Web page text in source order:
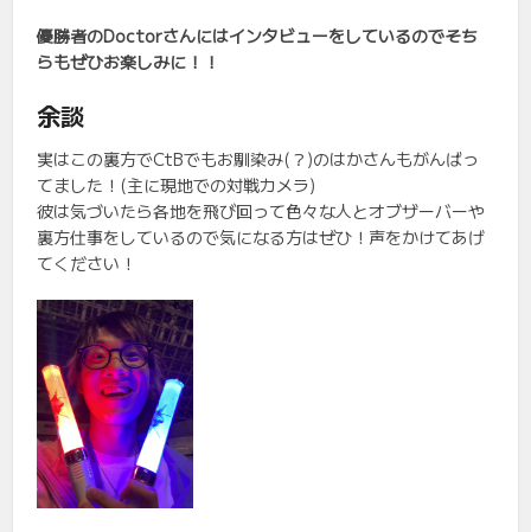
優勝者のDoctorさんにはインタビューをしているのでそち
らもぜひお楽しみに！！
余談
実はこの裏方でCtBでもお馴染み(？)のはかさんもがんばっ
てました！(主に現地での対戦カメラ)
彼は気づいたら各地を飛び回って色々な人とオブザーバーや
裏方仕事をしているので気になる方はぜひ！声をかけてあげ
てください！